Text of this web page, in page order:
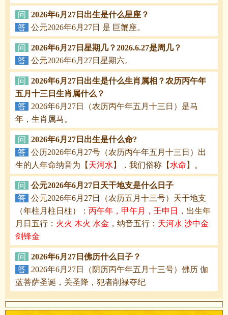
问
2026年6月27日出生是什么星座？
答 公元2026年6月27日 是 巨蟹座。
问
2026年6月27日星期几？2026.6.27是周几？
答 公元2026年6月27日星期六。
问
2026年6月27日出生是什么生肖属相？农历丙午年
五月十三日生肖属什么？
答
2026年6月27日（农历丙午年五月十三日）是马
年，生肖属马。
问
2026年6月27日出生是什么命?
答 公历2026年6月27号（农历丙午年五月十三日）出
生的人年命纳音为【 天河水 】，我们俗称【 水命 】。
问
公元2026年6月27日天干地支是什么日子
答 公元2026年6月27日（农历五月十三号）天干地支
（年柱月柱日柱）： 丙午年，甲午月，壬申日
，出生年
月日五行： 火火 木火 水金 ，纳音五行： 天河水 沙中金
剑锋金
问
2026年6月27日佛历什么日子？
答
2026年6月27日（阴历丙午年五月十三号）佛历 伽
蓝菩萨圣诞，关圣降，犯者削禄夺纪